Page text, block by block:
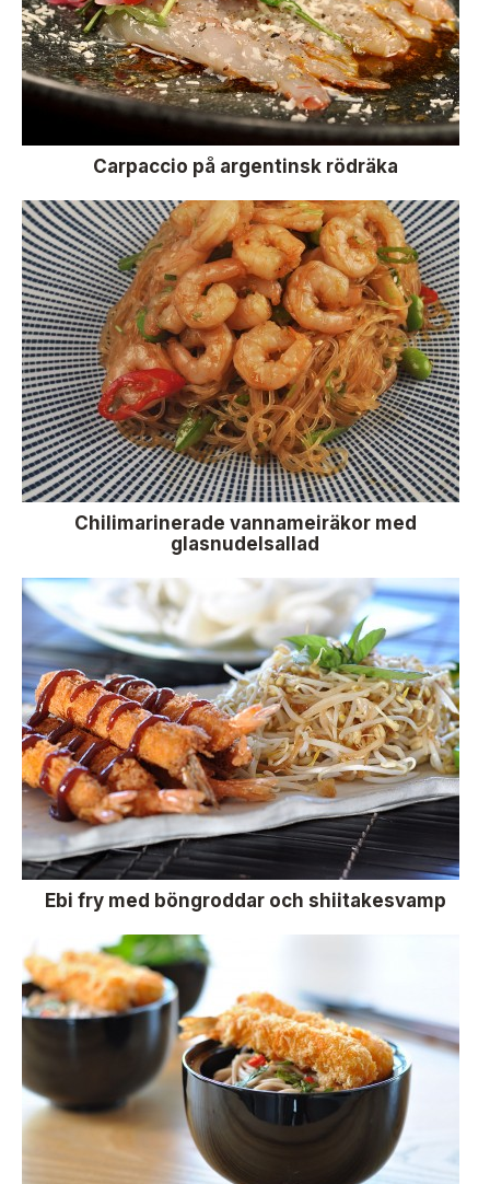
Carpaccio på argentinsk rödräka
Chilimarinerade vannameiräkor med
glasnudelsallad
Ebi fry med böngroddar och shiitakesvamp